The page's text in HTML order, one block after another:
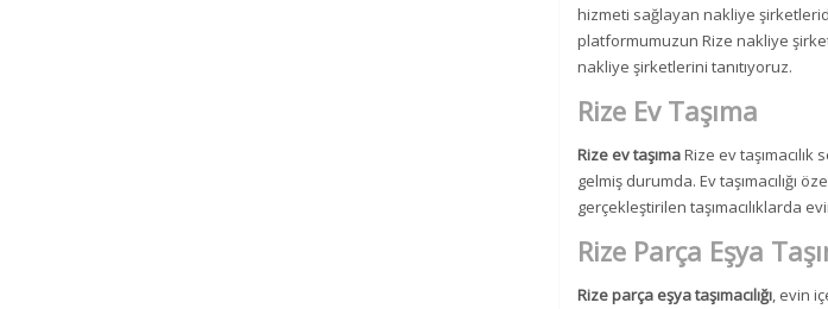
hizmeti sağlayan nakliye
platformumuzun Rize nakliye
nakliye şirketlerini tanıtıyoruz.
Rize Ev Taşıma
Rize ev taşımaRize ev
gelmiş durumda. Ev taşımacılığı
gerçekleştirilen taşımacılıklarda
Rize Parça Eşya
Rize parça eşya taşımacılığı, evin